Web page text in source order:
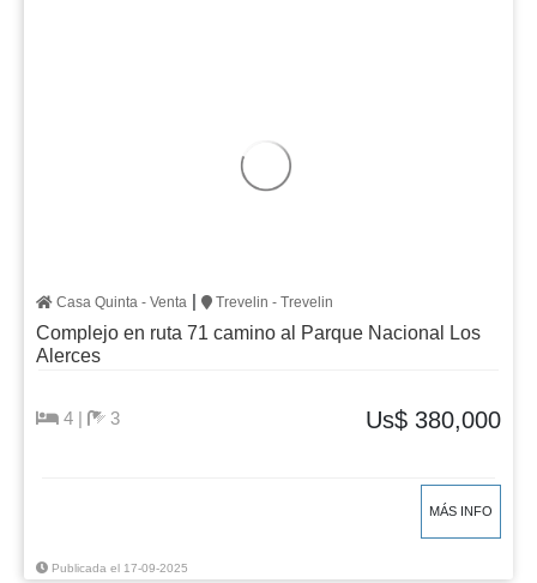
Casa Quinta - Venta | Trevelin - Trevelin
Complejo en ruta 71 camino al Parque Nacional Los
Alerces
4 | 3 Us$ 380,000
MÁS INFO
Publicada el 17-09-2025